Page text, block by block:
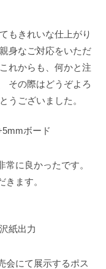
もきれいな仕上がり
身なご対応をいただ
れからも、何かと注
その際はどうぞよろ
うございました。
ボード
に良かったです。
ます。
紙出力
会にて展示するポス